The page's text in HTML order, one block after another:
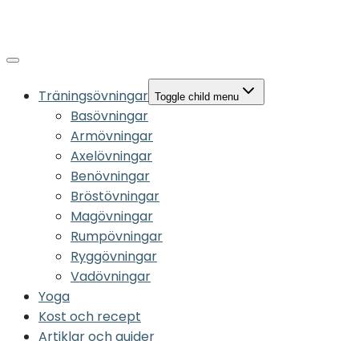
Träningsövningar Toggle child menu
Basövningar
Armövningar
Axelövningar
Benövningar
Bröstövningar
Magövningar
Rumpövningar
Ryggövningar
Vadövningar
Yoga
Kost och recept
Artiklar och guider